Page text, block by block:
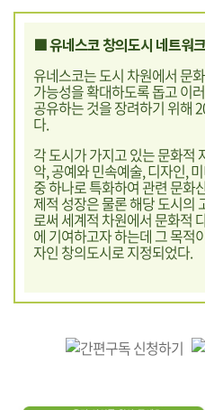
■ 유네스코 창의도시 네트워
유네스코는 도시 차원에서 문
가능성을 확대하도록 돕고 이
공유하는 것을 장려하기 위해
다.
각 도시가 가지고 있는 문화적
악, 공예와 민속예술, 디자인,
중 하나로 특화하여 관련 문화
제적 성장은 물론 해당 도시의
로써 세계적 차원에서 문화적
에 기여하고자 하는데 그 목적
자인 창의도시로 지정되었다.